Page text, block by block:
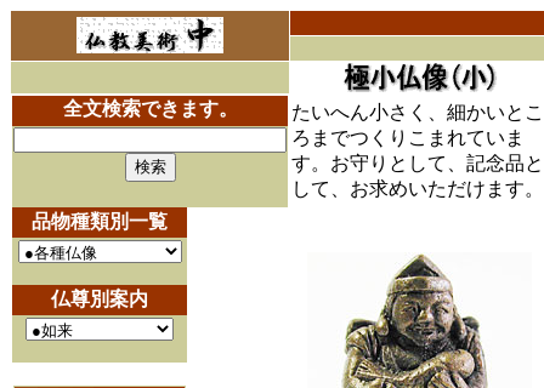
全文検索できます。
品物種類別一覧
仏尊別案内
たいへん小さく、細かいとこ
ろまでつくりこまれていま
す。お守りとして、記念品と
して、お求めいただけます。